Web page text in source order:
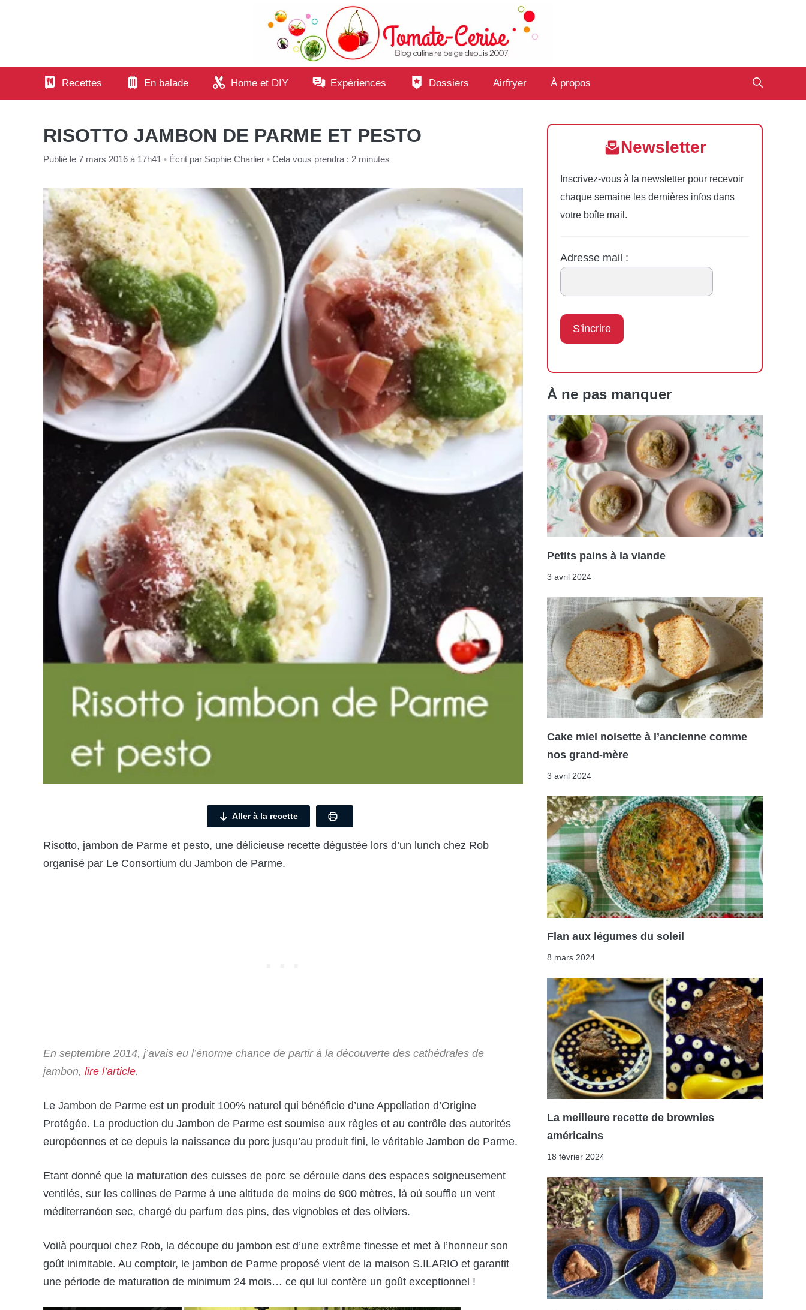
Recettes En balade Home et DIY Expériences Dossiers Airfryer À propos
RISOTTO JAMBON DE PARME ET PESTO
Publié le 7 mars 2016 à 17h41 • Écrit par Sophie Charlier • Cela vous prendra : 2 minutes
Aller à la recette
Risotto, jambon de Parme et pesto, une délicieuse recette dégustée lors d’un lunch chez Rob
organisé par Le Consortium du Jambon de Parme.
En septembre 2014, j’avais eu l’énorme chance de partir à la découverte des cathédrales de
jambon, lire l’article.
Le Jambon de Parme est un produit 100% naturel qui bénéficie d’une Appellation d’Origine
Protégée. La production du Jambon de Parme est soumise aux règles et au contrôle des autorités
européennes et ce depuis la naissance du porc jusqu’au produit fini, le véritable Jambon de Parme.
Etant donné que la maturation des cuisses de porc se déroule dans des espaces soigneusement
ventilés, sur les collines de Parme à une altitude de moins de 900 mètres, là où souffle un vent
méditerranéen sec, chargé du parfum des pins, des vignobles et des oliviers.
Voilà pourquoi chez Rob, la découpe du jambon est d’une extrême finesse et met à l’honneur son
goût inimitable. Au comptoir, le jambon de Parme proposé vient de la maison S.ILARIO et garantit
une période de maturation de minimum 24 mois… ce qui lui confère un goût exceptionnel !
Newsletter
Inscrivez-vous à la newsletter pour recevoir
chaque semaine les dernières infos dans
votre boîte mail.
Adresse mail :
À ne pas manquer
Petits pains à la viande
3 avril 2024
Cake miel noisette à l’ancienne comme
nos grand-mère
3 avril 2024
Flan aux légumes du soleil
8 mars 2024
La meilleure recette de brownies
américains
18 février 2024